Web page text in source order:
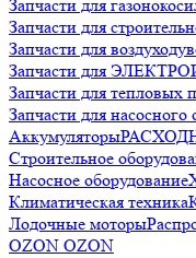
Запчасти для
Запчасти для
Запчасти для
Запчасти для
Запчасти для тепловых
Запчасти для насосного
Аккумуляторы
Строительное
Насосное оборудование
Климатическая техника
Лодочные моторы
OZON OZON